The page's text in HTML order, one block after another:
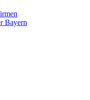
Bayern